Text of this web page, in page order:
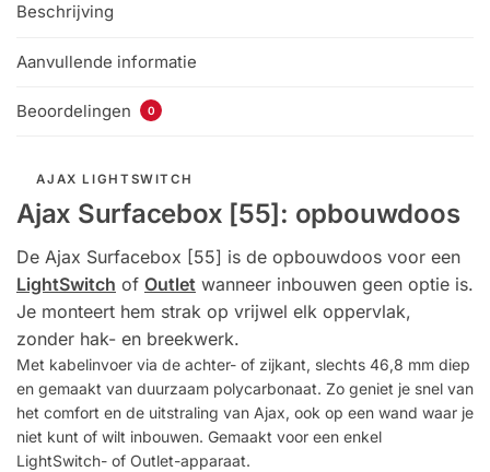
Beschrijving
Aanvullende informatie
Beoordelingen 0
AJAX LIGHTSWITCH
Ajax Surfacebox [55]: opbouwdoos
De Ajax Surfacebox [55] is de opbouwdoos voor een
LightSwitch of Outlet wanneer inbouwen geen optie is.
Je monteert hem strak op vrijwel elk oppervlak,
zonder hak- en breekwerk.
Met kabelinvoer via de achter- of zijkant, slechts 46,8 mm diep
en gemaakt van duurzaam polycarbonaat. Zo geniet je snel van
het comfort en de uitstraling van Ajax, ook op een wand waar je
niet kunt of wilt inbouwen. Gemaakt voor een enkel
LightSwitch- of Outlet-apparaat.